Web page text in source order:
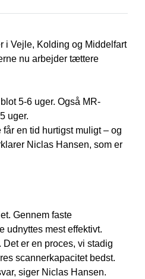
i Vejle, Kolding og Middelfart
nu arbejder tættere
5-6 uger. Også MR-
uger.
en tid hurtigst muligt – og
Niclas Hansen, som er
Gennem faste
udnyttes mest effektivt.
er en proces, vi stadig
scannerkapacitet bedst.
siger Niclas Hansen.